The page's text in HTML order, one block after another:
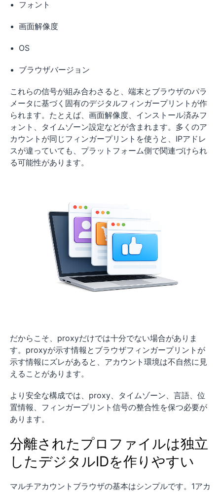
フォント
画面解像度
OS
ブラウザバージョン
これらの信号が組み合わさると、端末とブラウザのパラ
メータに基づく固有のデジタルフィンガープリントが作
られます。たとえば、画面解像度、インストール済みフ
ォント、タイムゾーン設定などが含まれます。多くのア
カウントが同じフィンガープリントを使うと、IPアドレ
スが違っていても、プラットフォーム側で関連づけられ
る可能性があります。
だからこそ、proxyだけでは十分でない場合がありま
す。proxyが示す情報とブラウザフィンガープリントが
示す情報にズレがあると、アカウント環境は不自然に見
えることがあります。
より安全な構成では、proxy、タイムゾーン、言語、位
置情報、フィンガープリント信号の整合性を保つ必要が
あります。
分離されたプロファイルは独立
したデジタルIDを作りやすい
マルチアカウントブラウザの基本はシンプルです。1アカ